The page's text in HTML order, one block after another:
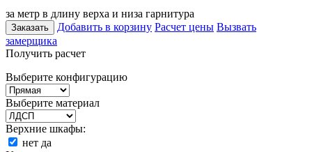
за метр в длину верха и низа гарнитура
Заказать Добавить в корзину Расчет цены Вызвать
замерщика
Получить расчет
Выберите конфигурацию
Выберите материал
Верхние шкафы:
нет да